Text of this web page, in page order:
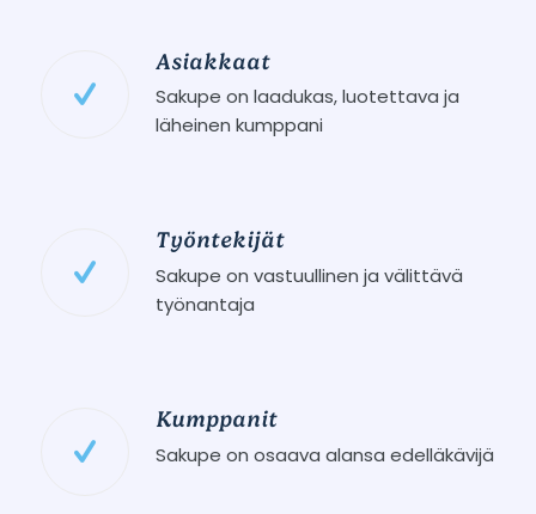
Asiakkaat
Sakupe on laadukas, luotettava ja
läheinen kumppani
Työntekijät
Sakupe on vastuullinen ja välittävä
työnantaja
Kumppanit
Sakupe on osaava alansa edelläkävijä